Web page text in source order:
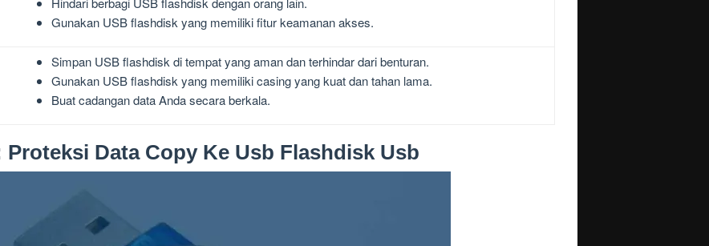
Gunakan USB flashdisk yang memiliki fitur keamanan akses.
Simpan USB flashdisk di tempat yang aman dan terhindar dari benturan.
Gunakan USB flashdisk yang memiliki casing yang kuat dan tahan lama.
Buat cadangan data Anda secara berkala.
Data Copy Ke Usb Flashdisk Usb